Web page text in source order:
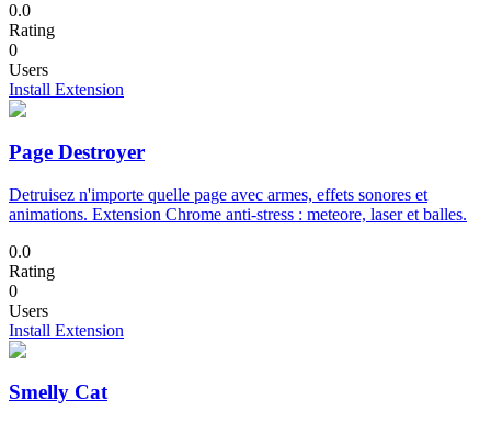
0.0
Rating
0
Users
Install Extension
Page Destroyer
Detruisez n'importe quelle page avec armes, effets sonores et
animations. Extension Chrome anti-stress : meteore, laser et balles.
0.0
Rating
0
Users
Install Extension
Smelly Cat